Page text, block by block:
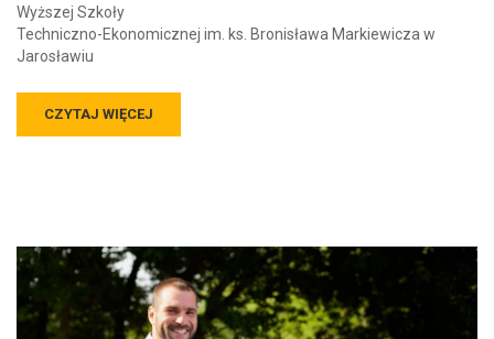
Wyższej Szkoły
Techniczno-Ekonomicznej im. ks. Bronisława Markiewicza w
Jarosławiu
CZYTAJ WIĘCEJ